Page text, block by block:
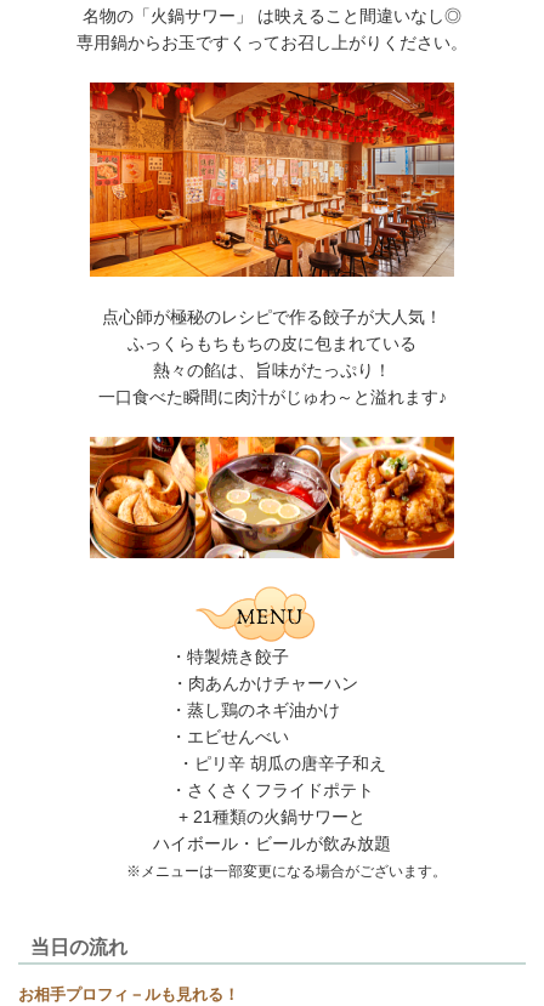
名物の「火鍋サワー」 は映えること間違いなし◎
専用鍋からお玉ですくってお召し上がりください。
点心師が極秘のレシピで作る餃子が大人気！
ふっくらもちもちの皮に包まれている
熱々の餡は、旨味がたっぷり！
一口食べた瞬間に肉汁がじゅわ～と溢れます♪
・特製焼き餃子
・肉あんかけチャーハン
・蒸し鶏のネギ油かけ
・エビせんべい
・ピリ辛 胡瓜の唐辛子和え
・さくさくフライドポテト
+ 21種類の火鍋サワーと
ハイボール・ビールが飲み放題
※メニューは一部変更になる場合がございます。
当日の流れ
お相手プロフィ－ルも見れる！